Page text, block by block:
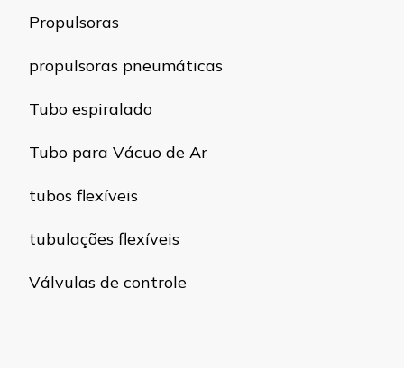
Propulsoras
propulsoras pneumáticas
Tubo espiralado
Tubo para Vácuo de Ar
tubos flexíveis
tubulações flexíveis
Válvulas de controle